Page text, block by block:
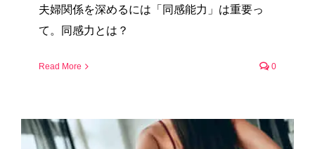
夫婦関係を深めるには「同感能力」は重要っ
て。同感力とは？
Read More 0